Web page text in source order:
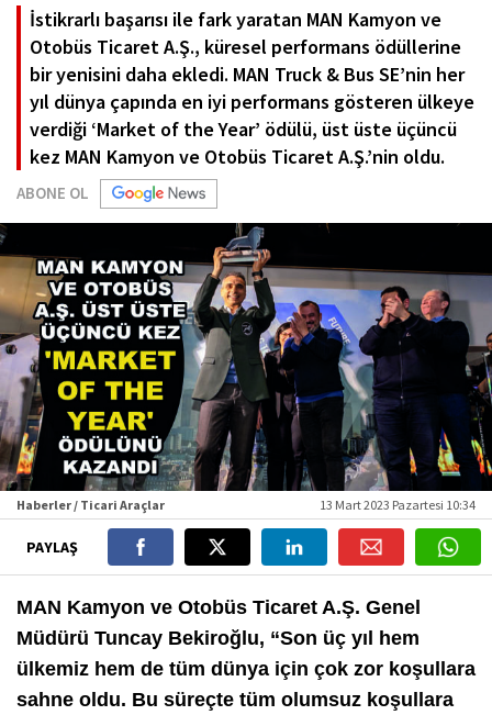
İstikrarlı başarısı ile fark yaratan MAN Kamyon ve
Otobüs Ticaret A.Ş., küresel performans ödüllerine
bir yenisini daha ekledi. MAN Truck & Bus SE’nin her
yıl dünya çapında en iyi performans gösteren ülkeye
verdiği ‘Market of the Year’ ödülü, üst üste üçüncü
kez MAN Kamyon ve Otobüs Ticaret A.Ş.’nin oldu.
ABONE OL
Haberler / Ticari Araçlar 13 Mart 2023 Pazartesi 10:34
PAYLAŞ
MAN Kamyon ve Otobüs Ticaret A.Ş. Genel
Müdürü Tuncay Bekiroğlu, “Son üç yıl hem
ülkemiz hem de tüm dünya için çok zor koşullara
sahne oldu. Bu süreçte tüm olumsuz koşullara